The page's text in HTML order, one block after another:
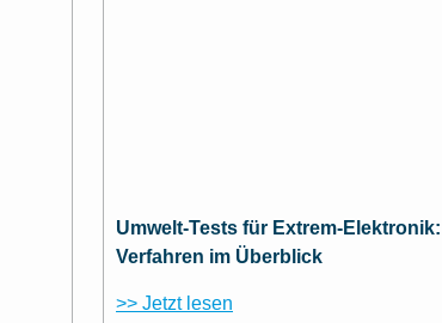
Umwelt-Tests für Extrem-Elektronik:
Verfahren im Überblick
>> Jetzt lesen